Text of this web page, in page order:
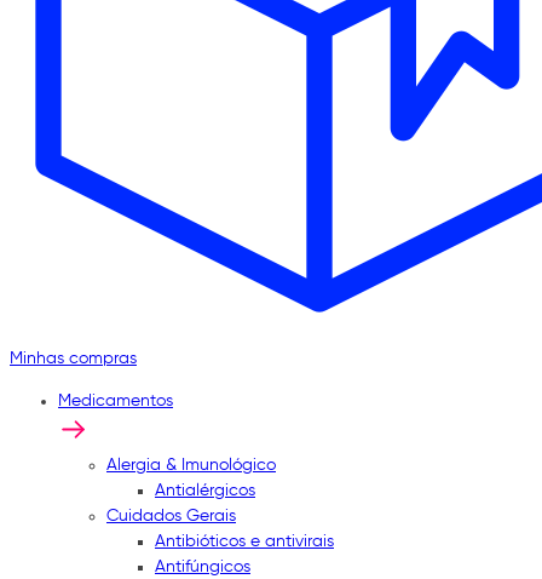
Minhas compras
Medicamentos
Alergia & Imunológico
Antialérgicos
Cuidados Gerais
Antibióticos e antivirais
Antifúngicos